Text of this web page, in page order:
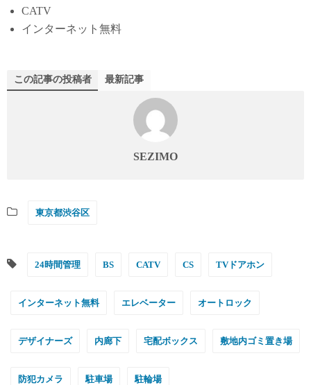
CATV
インターネット無料
この記事の投稿者 最新記事
SEZIMO
東京都渋谷区
24時間管理 BS CATV CS TVドアホン
インターネット無料 エレベーター オートロック
デザイナーズ 内廊下 宅配ボックス 敷地内ゴミ置き場
防犯カメラ 駐車場 駐輪場